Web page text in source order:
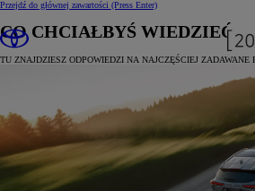
Przejdź do głównej zawartości (Press Enter)
CO CHCIAŁBYŚ WIEDZIEĆ?
TU ZNAJDZIESZ ODPOWIEDZI NA NAJCZĘŚCIEJ ZADAWANE